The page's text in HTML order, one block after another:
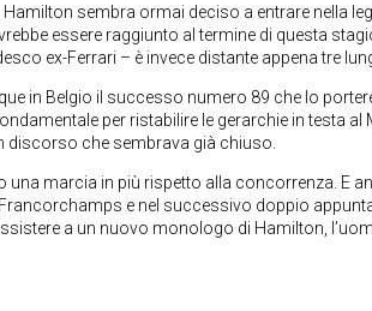
sembra ormai deciso a entrare nella
essere raggiunto al termine di questa
ex-Ferrari – è invece distante appena tre
in Belgio il successo numero 89 che lo
per ristabilire le gerarchie in testa
discorso che sembrava già chiuso.
marcia in più rispetto alla concorrenza. E
e nel successivo doppio
a un nuovo monologo di Hamilton,